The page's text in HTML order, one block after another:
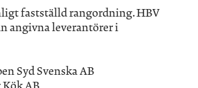
fastställd rangordning. HBV
angivna leverantörer i
Syd Svenska AB